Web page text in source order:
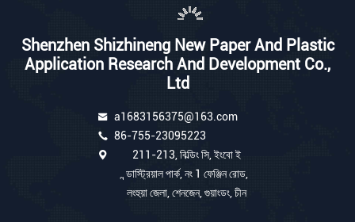
Shenzhen Shizhineng New Paper And Plastic
Application Research And Development Co.,
Ltd
a1683156375@163.com
86-755-23095223
211-213, বিল্ডিং সি, ইংবো ই
ন্ডাস্ট্রিয়াল পার্ক, নং 1 ফেঞ্জিন রোড,
লংহুয়া জেলা, শেনজেন, গুয়াংডং, চীন